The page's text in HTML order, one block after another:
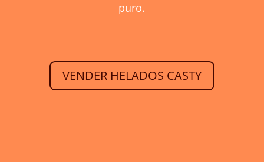
puro.
VENDER HELADOS CASTY